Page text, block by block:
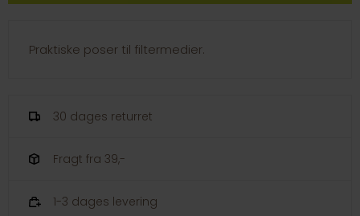
Praktiske poser til filtermedier.
30 dages returret
Fragt fra 39,-
1-3 dages levering